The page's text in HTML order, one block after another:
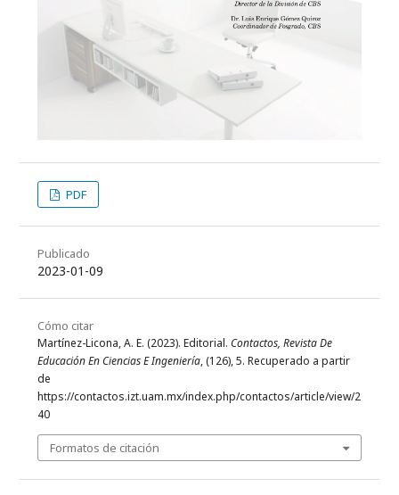
PDF
Publicado
2023-01-09
Cómo citar
Martínez-Licona, A. E. (2023). Editorial.Contactos, Revista De
Educación En Ciencias E Ingeniería, (126), 5. Recuperado a partir
de
https://contactos.izt.uam.mx/index.php/contactos/article/view/2
40
Formatos de citación